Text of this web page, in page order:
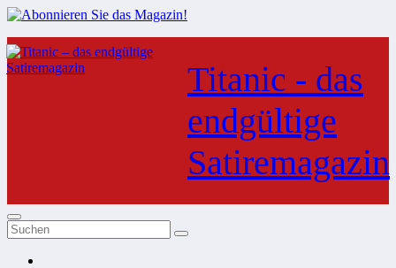
Zum
Inhalt
springen
Titanic - das
endgültige
Satiremagazin